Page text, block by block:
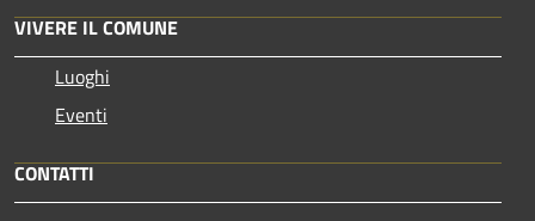
VIVERE IL COMUNE
Luoghi
Eventi
CONTATTI